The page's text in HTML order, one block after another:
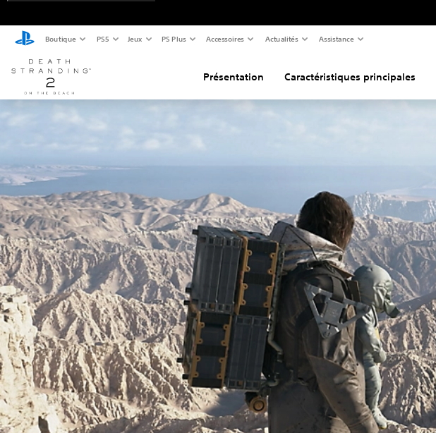
Boutique PS5 Jeux PS Plus Accessoires Actualités Assistance
Présentation Caractéristiques principales